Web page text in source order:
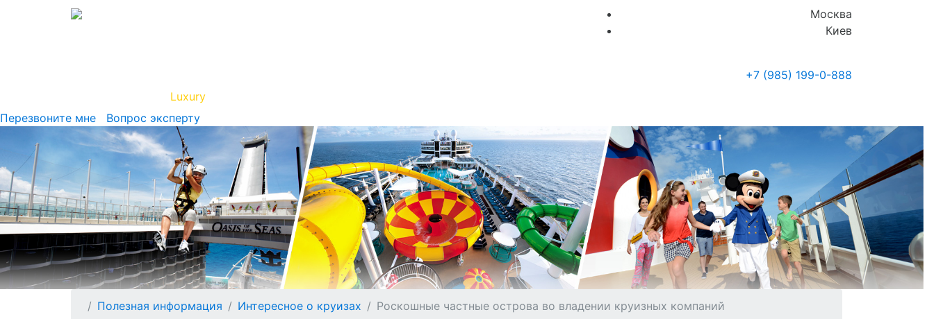
Москва
Киев
+7 (985) 199-0-888
Luxury
Перезвоните мне
Вопрос эксперту
Полезная информация Интересное о круизах Роскошные частные острова во владении круизных компаний